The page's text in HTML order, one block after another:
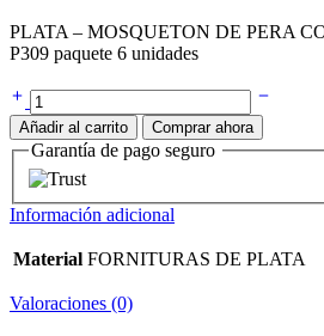
PLATA – MOSQUETON DE PERA
P309 paquete 6 unidades
Ref.
P309
Mosquetón
pera
con
asa
,
6
cantidad
Añadir al carrito Comprar ahora
Garantía de pago seguro
Información adicional
Material FORNITURAS DE PLATA
Valoraciones (0)